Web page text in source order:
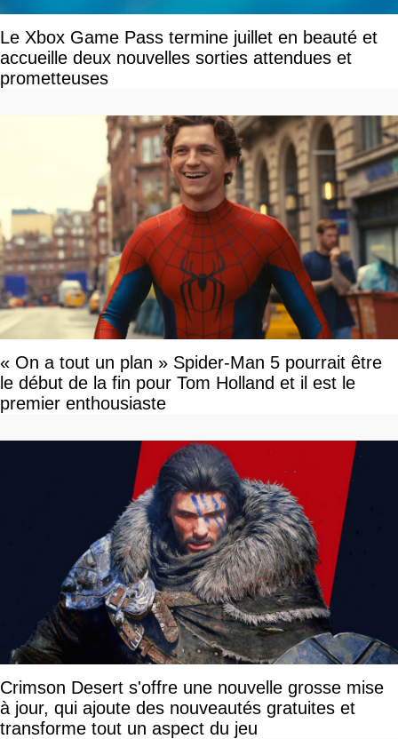
Le Xbox Game Pass termine juillet en beauté et
accueille deux nouvelles sorties attendues et
prometteuses
« On a tout un plan » Spider-Man 5 pourrait être
le début de la fin pour Tom Holland et il est le
premier enthousiaste
Crimson Desert s'offre une nouvelle grosse mise
à jour, qui ajoute des nouveautés gratuites et
transforme tout un aspect du jeu